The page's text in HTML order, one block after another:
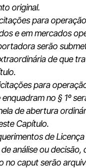
original.
para
e em mercados
serão
de que
para
enquadram no § 1º
de abertura
Capítulo.
de
análise ou decisão,
no caput serão